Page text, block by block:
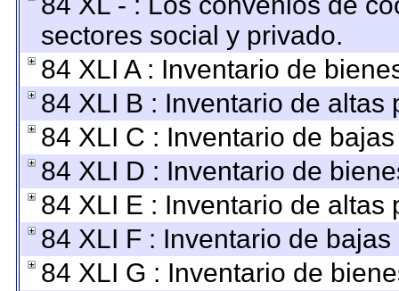
sectores social y privado.
84 XLI A : Inventario de
84 XLI B : Inventario de
84 XLI C : Inventario de
84 XLI D : Inventario de
84 XLI E : Inventario de
84 XLI F : Inventario de
84 XLI G : Inventario de